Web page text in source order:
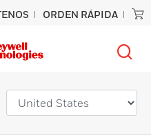
ORDEN RÁPIDA